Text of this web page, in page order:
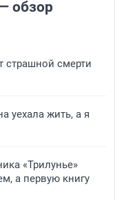
обзор
страшной смерти
уехала жить, а я
«Трилунье»
а первую книгу